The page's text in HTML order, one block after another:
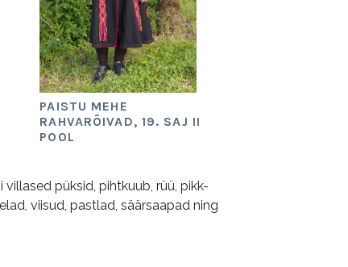
PAISTU MEHE
RAHVARÕIVAD, 19. SAJ II
POOL
püksid, pihtkuub, rüü, pikk-
viisud, pastlad, säärsaapad ning